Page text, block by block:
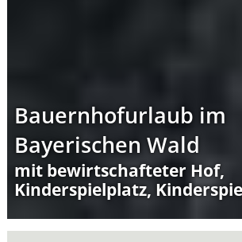
Bauernhofurlaub im
Bayerischen Wald
mit bewirtschafteter Hof,
Kinderspielplatz,